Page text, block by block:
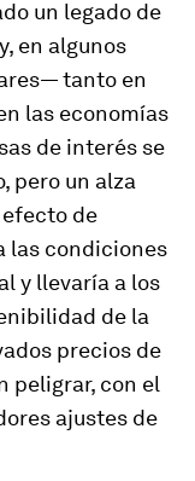
un legado de
en algunos
tanto en
las economías
de interés se
pero un alza
de
las condiciones
y llevaría a los
de la
precios de
peligrar, con el
ajustes de